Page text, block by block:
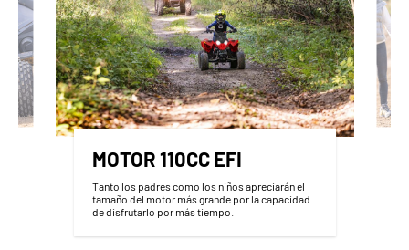
MOTOR 110CC EFI
Tanto los padres como los niños apreciarán el
tamaño del motor más grande por la capacidad
de disfrutarlo por más tiempo.